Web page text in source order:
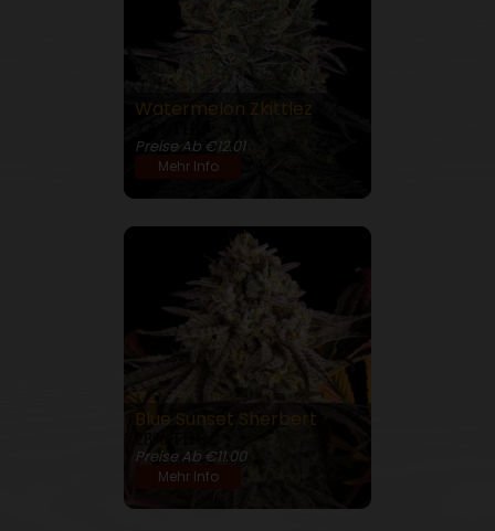
Watermelon Zkittlez
Preise Ab €12.01
Mehr Info
Blue Sunset Sherbert
Preise Ab €11.00
Mehr Info